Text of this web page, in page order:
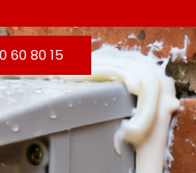
60 80 15